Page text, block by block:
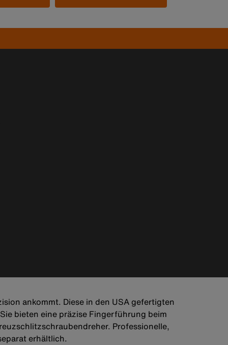
ankommt. Diese in den USA gefertigten
bieten eine präzise Fingerführung beim
Professionelle,
erhältlich.